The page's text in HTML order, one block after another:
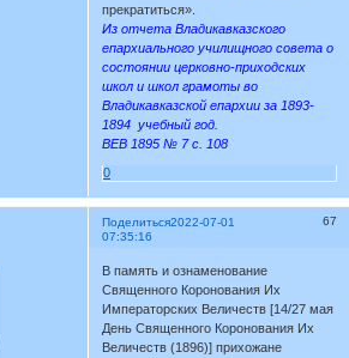
прекратиться».
Из отчета Владикавказского
епархиального училищного совета о
состоянии церковно-приходских
школ и школ грамоты во
Владикавказской епархии за 1893-
1894 учебный год.
ВЕВ 1895 № 7 с. 108
0
Поделиться 67
2022-07-01
07:35:16
В память и ознаменование
Священного Коронования Их
Императорских Величеств [14/27 мая
День Священного Коронования Их
Величеств (1896)] прихожане